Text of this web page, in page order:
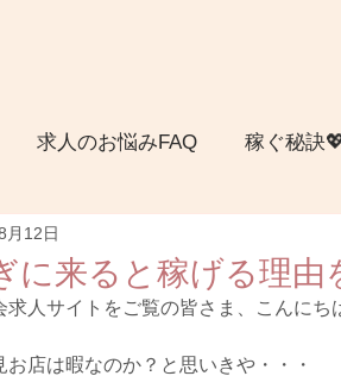
求人のお悩みFAQ 稼ぐ秘訣
に来ると稼げる理由
月12日
人サイトをご覧の皆さま、こんにち
店は暇なのか？と思いきや・・・